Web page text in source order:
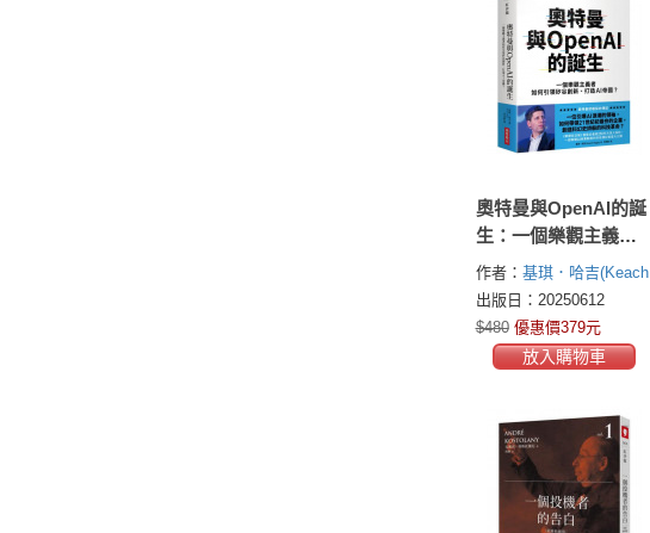
奧特曼與OpenAI的誕
生：一個樂觀主義者
如何引領矽谷創新、
打造AI帝國？
作者： 基琪．哈吉(Keach
Hagey)
出版日：20250612
$480 優惠價379元
放入購物車